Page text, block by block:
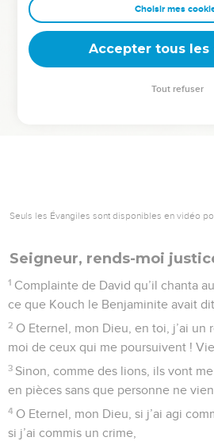
clés pour avancer avec plus de
deviennent vos tremplins. Que vous
équipe, un groupe ou une famille,
Seuls les Évangiles sont disponibles en vidéo
Seigneur, rends-moi
1 Complainte de David qu’il chanta
ce que Kouch le Benjaminite avait dit.
2 O Eternel, mon Dieu, en toi, j’ai un
moi de ceux qui me poursuivent !
3 Sinon, comme des lions, ils vont
en pièces sans que personne ne
4 O Eternel, mon Dieu, si j’ai agi
si j’ai commis un crime,
Choisir mes
Accepter tous les
Tout refuser